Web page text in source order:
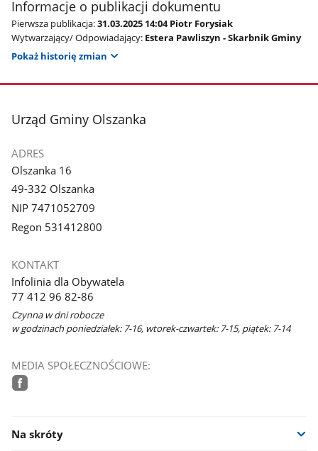
Informacje o publikacji dokumentu
Pierwsza publikacja:31.03.2025 14:04 Piotr Forysiak
Wytwarzający/ Odpowiadający: Estera Pawliszyn - Skarbnik Gminy
Pokaż historię zmian
stopka
Urząd Gminy Olszanka
ADRES
Olszanka 16
49-332 Olszanka
NIP 7471052709
Regon 531412800
KONTAKT
Infolinia dla Obywatela
77 412 96 82-86
Czynna w dni robocze
w godzinach poniedziałek: 7-16, wtorek-czwartek: 7-15, piątek: 7-14
MEDIA SPOŁECZNOŚCIOWE:
Na skróty